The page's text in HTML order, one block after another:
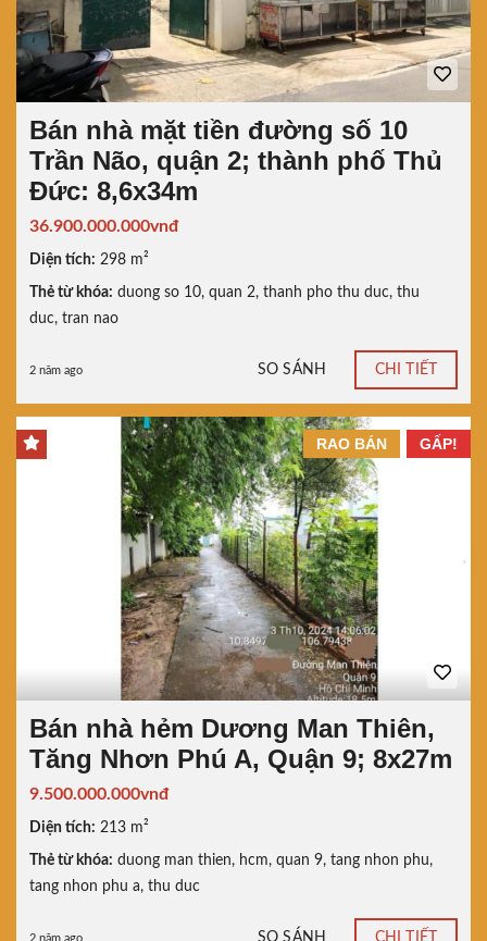
Bán nhà mặt tiền đường số 10
Trần Não, quận 2; thành phố Thủ
Đức: 8,6x34m
36.900.000.000vnđ
Diện tích: 298 m²
Thẻ từ khóa: duong so 10, quan 2, thanh pho thu duc, thu
duc, tran nao
2 năm ago SO SÁNH CHI TIẾT
GẤP!
RAO BÁN
Bán nhà hẻm Dương Man Thiên,
Tăng Nhơn Phú A, Quận 9; 8x27m
9.500.000.000vnđ
Diện tích: 213 m²
Thẻ từ khóa: duong man thien, hcm, quan 9, tang nhon phu,
tang nhon phu a, thu duc
2 năm ago